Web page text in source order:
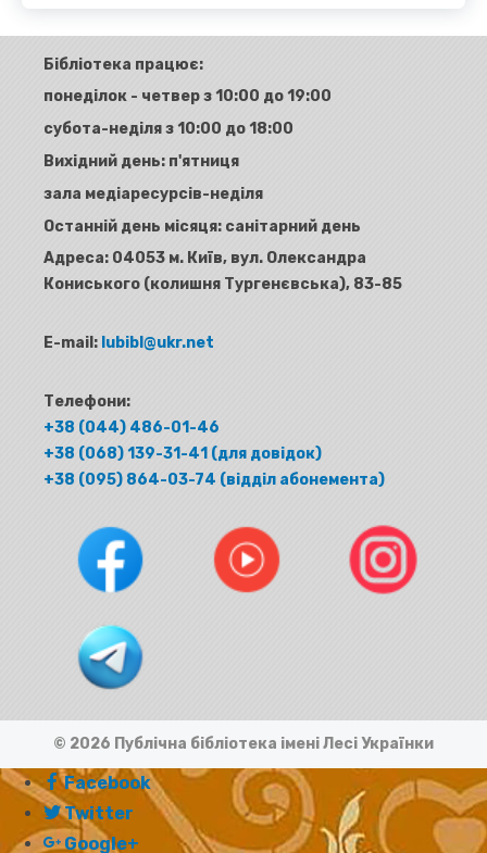
Бібліотека працює:
понеділок - четвер з 10:00 до 19:00
субота-неділя з 10:00 до 18:00
Вихідний день: п'ятниця
зала медіаресурсів-неділя
Останній день місяця: санітарний день
Адреса: 04053 м. Київ, вул. Олександра
Кониського (колишня Тургенєвська), 83-85
E-mail: lubibl@ukr.net
Телефони:
+38 (044) 486-01-46
+38 (068) 139-31-41 (для довідок)
+38 (095) 864-03-74 (відділ абонемента)
© 2026 Публічна бібліотека імені Лесі Українки
Facebook
Twitter
Google+